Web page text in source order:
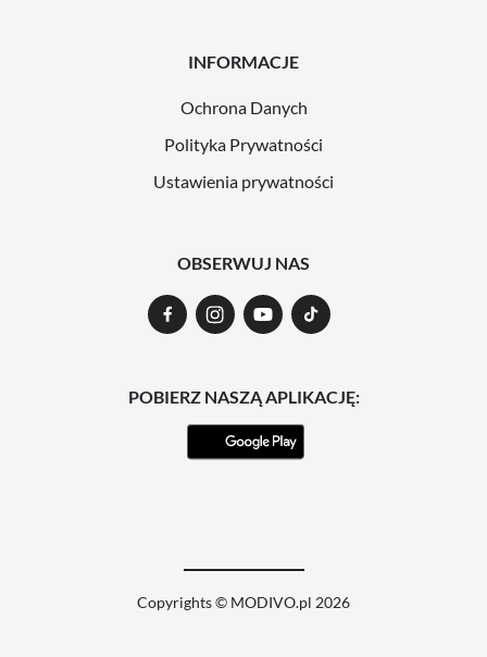
INFORMACJE
Ochrona Danych
Polityka Prywatności
Ustawienia prywatności
OBSERWUJ NAS
POBIERZ NASZĄ APLIKACJĘ:
Copyrights © MODIVO.pl 2026